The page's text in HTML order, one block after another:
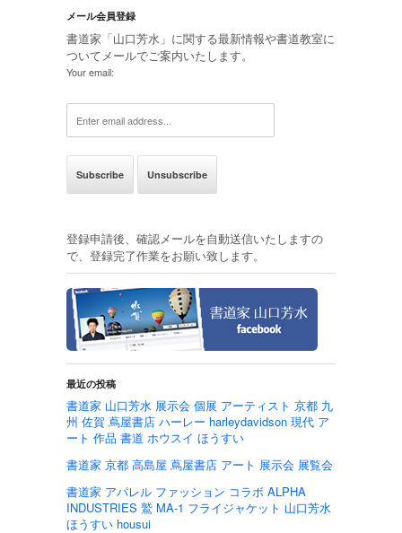
メール会員登録
書道家「山口芳水」に関する最新情報や書道教室に
ついてメールでご案内いたします。
Your email:
登録申請後、確認メールを自動送信いたしますの
で、登録完了作業をお願い致します。
最近の投稿
書道家 山口芳水 展示会 個展 アーティスト 京都 九
州 佐賀 蔦屋書店 ハーレー harleydavidson 現代 ア
ート 作品 書道 ホウスイ ほうすい
書道家 京都 高島屋 蔦屋書店 アート 展示会 展覧会
書道家 アパレル ファッション コラボ ALPHA
INDUSTRIES 鷲 MA-1 フライジャケット 山口芳水
ほうすい housui